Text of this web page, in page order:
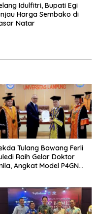
Idulfitri, Bupati Egi
Harga Sembako di
Natar
Tulang Bawang Ferli
Raih Gelar Doktor
Angkat Model P4GN